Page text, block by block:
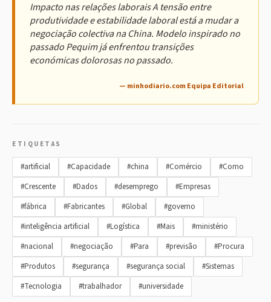
Impacto nas relações laborais A tensão entre
produtividade e estabilidade laboral está a mudar a
negociação colectiva na China. Modelo inspirado no
passado Pequim já enfrentou transições
económicas dolorosas no passado.
— minhodiario.com Equipa Editorial
ETIQUETAS
#artificial #Capacidade #china #Comércio
#Como
#Crescente
#Dados #desemprego
#Empresas
#fábrica
#Fabricantes #Global
#governo
#inteligência artificial
#Logística #Mais
#ministério
#nacional
#negociação #Para #previsão
#Procura
#Produtos
#segurança #segurança social
#Sistemas
#Tecnologia
#trabalhador #universidade